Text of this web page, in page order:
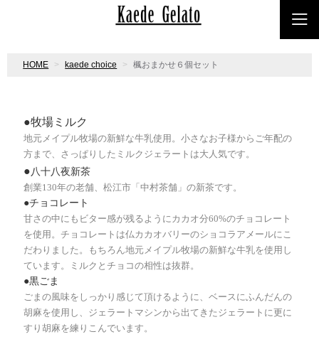
HOME kaede choice 楓おまかせ６個セット
●牧場ミルク
地元メイプル牧場の新鮮な牛乳使用。小さなお子様からご年配の
方まで、さっぱりしたミルクジェラートは大人気です。
● 八十八夜新茶
創業130年の老舗、松江市「中村茶舗」の新茶です。
●チョコレート
甘さの中にもビター感が残るようにカカオ分60%のチョコレート
を使用。チョコレートは仏カカオバリーのショコラアメールにこ
だわりました。
もちろん地元メイプル牧場の新鮮な牛乳を使用し
ています。ミルクとチョコの相性は抜群。
●黒ごま
ごまの風味をしっかり感じて頂けるように、ベースにふんだんの
胡麻を使用し、ジェラートマシンから出てきたジェラートに更に
すり胡麻を練りこんでいます。